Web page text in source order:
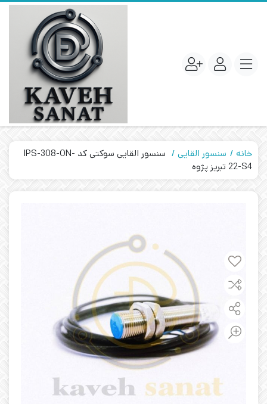
خانه سنسور القایی
سنسور القایی سوکتی کد IPS-308-ON-
22-S4 تبریز پژوه